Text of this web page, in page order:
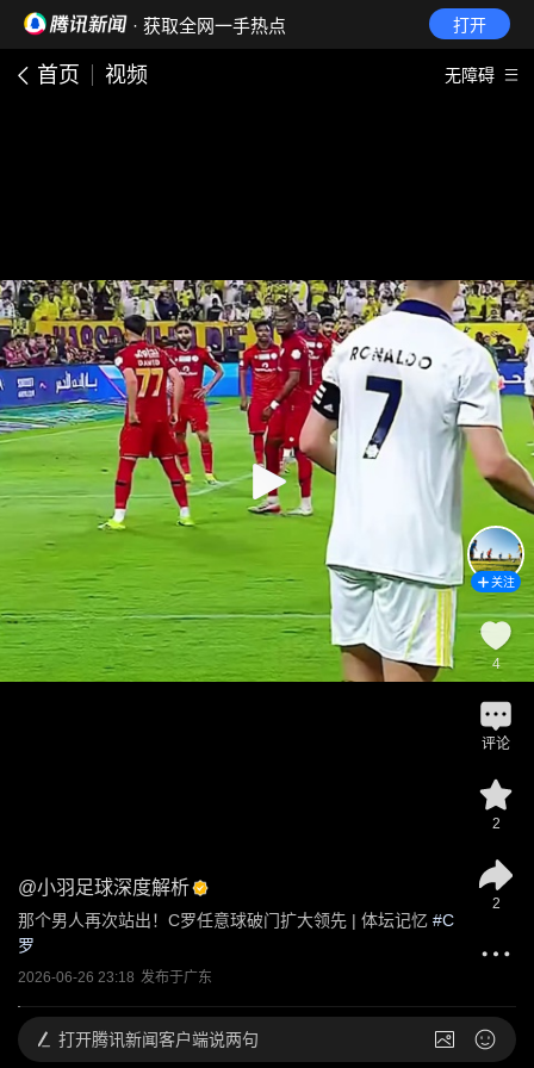
· 获取全网一手热点 打开
首页 视频 无障碍
@小羽足球深度解析
那个男人再次站出！C罗任意球破门扩大领先 | 体坛记忆 #C
罗
2026-06-26 23:18 发布于广东
关注
4
评论
2
2
打开腾讯新闻客户端说两句